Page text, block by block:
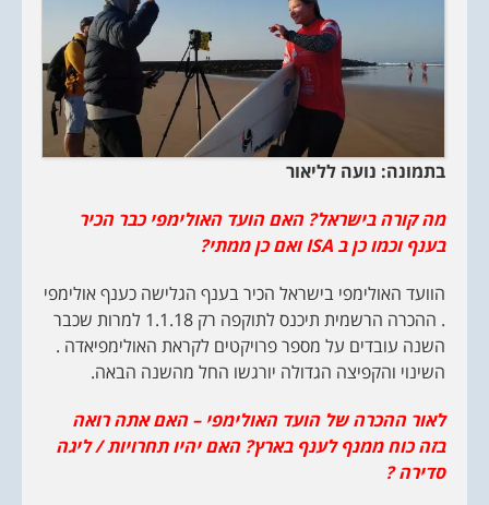
בתמונה: נועה לליאור
מה קורה בישראל? האם הועד האולימפי כבר הכיר
בענף וכמו כן ב ISAואם כן ממתי?
הוועד האולימפי בישראל הכיר בענף הגלישה כענף אולימפי
. ההכרה הרשמית תיכנס לתוקפה רק 1.1.18 למרות שכבר
השנה עובדים על מספר פרויקטים לקראת האולימפיאדה .
השינוי והקפיצה הגדולה יורגשו החל מהשנה הבאה.
לאור ההכרה של הועד האולימפי – האם אתה רואה
בזה כוח ממנף לענף בארץ? האם יהיו תחרויות / ליגה
סדירה ?